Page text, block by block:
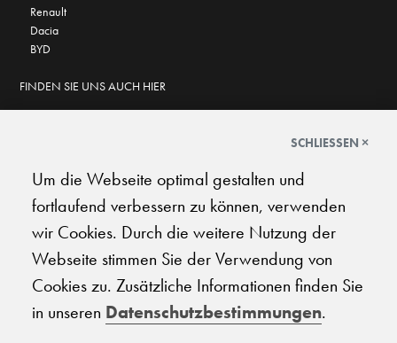
Renault
Dacia
BYD
FINDEN SIE UNS AUCH HIER
4.6 ★★★★★
★★★★★
© 2026 Carplanet Galliker
SCHLIESSEN ×
Um die Webseite optimal gestalten und
fortlaufend verbessern zu können, verwenden
wir Cookies. Durch die weitere Nutzung der
Webseite stimmen Sie der Verwendung von
Cookies zu. Zusätzliche Informationen finden Sie
in unseren Datenschutzbestimmungen.